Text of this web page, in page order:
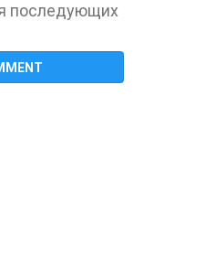
последующих